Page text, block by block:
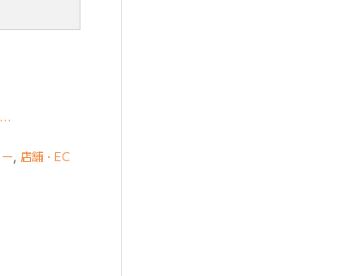
, 店舗・EC